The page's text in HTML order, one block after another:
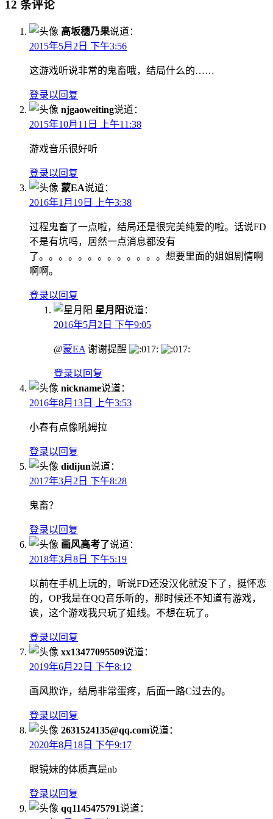
12 条评论
高坂穗乃果说道：
2015年5月2日 下午3:56
这游戏听说非常的鬼畜哦，结局什么的……
登录以回复
njgaoweiting说道：
2015年10月11日 上午11:38
游戏音乐很好听
登录以回复
蒙EA说道：
2016年1月19日 上午3:38
过程鬼畜了一点啦，结局还是很完美纯爱的啦。话说FD
不是有坑吗，居然一点消息都没有
了。。。。。。。。。。。。。想要里面的姐姐剧情啊
啊啊。
登录以回复
星月阳说道：
2016年5月2日 下午9:05
@蒙EA 谢谢提醒
登录以回复
nickname说道：
2016年8月13日 上午3:53
小春有点像吼姆拉
登录以回复
didijun说道：
2017年3月2日 下午8:28
鬼畜？
登录以回复
画风高考了说道：
2018年3月8日 下午5:19
以前在手机上玩的，听说FD还没汉化就没下了，挺怀恋
的，OP我是在QQ音乐听的，那时候还不知道有游戏，
诶，这个游戏我只玩了姐线。不想在玩了。
登录以回复
xx13477095509说道：
2019年6月22日 下午8:12
画风欺诈，结局非常蛋疼，后面一路C过去的。
登录以回复
2631524135@qq.com说道：
2020年8月18日 下午9:17
眼镜妹的体质真是nb
登录以回复
qq1145475791说道：